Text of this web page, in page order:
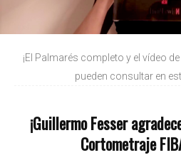
¡El Palmarés completo y el vídeo
pueden consultar en
¡Guillermo Fesser
Cortometraje